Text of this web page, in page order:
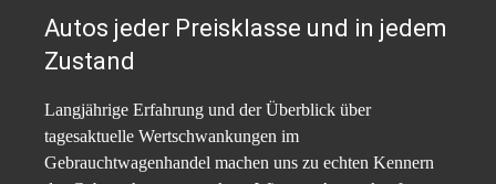
Autos jeder Preisklasse und in jedem
Zustand
Langjährige Erfahrung und der Überblick über
tagesaktuelle Wertschwankungen im
Gebrauchtwagenhandel machen uns zu echten Kennern